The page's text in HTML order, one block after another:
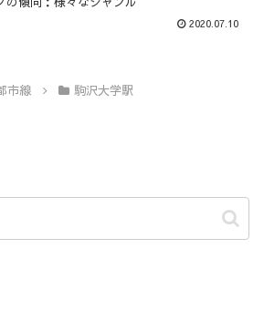
2020.07.10
市線 駒沢大学駅